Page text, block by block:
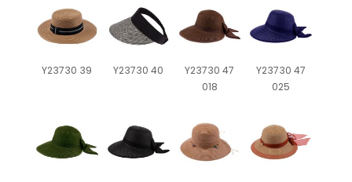
Y23730 39 Y23730 40
Y23730 47
018
Y23730 47
025